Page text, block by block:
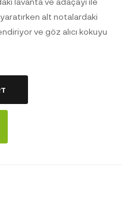
alt notalardaki
ve göz alıcı kokuyu